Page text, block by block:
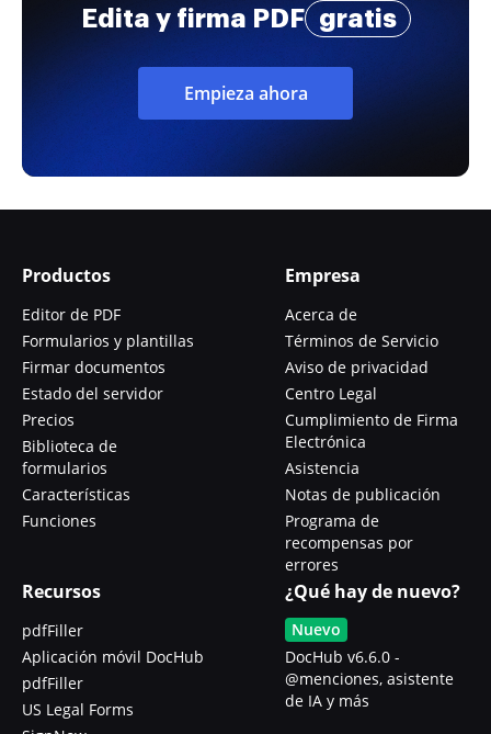
Edita y firma PDF gratis
Empieza ahora
Productos
Editor de PDF
Formularios y plantillas
Firmar documentos
Estado del servidor
Precios
Biblioteca de
formularios
Características
Funciones
Empresa
Acerca de
Términos de Servicio
Aviso de privacidad
Centro Legal
Cumplimiento de Firma
Electrónica
Asistencia
Notas de publicación
Programa de
recompensas por
errores
Recursos
pdfFiller
Aplicación móvil DocHub
pdfFiller
US Legal Forms
¿Qué hay de nuevo?
Nuevo
DocHub v6.6.0 -
@menciones, asistente
de IA y más